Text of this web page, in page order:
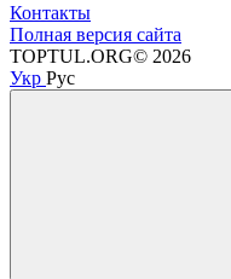
Контакты
Полная версия сайта
TOPTUL.ORG© 2026
Укр Рус